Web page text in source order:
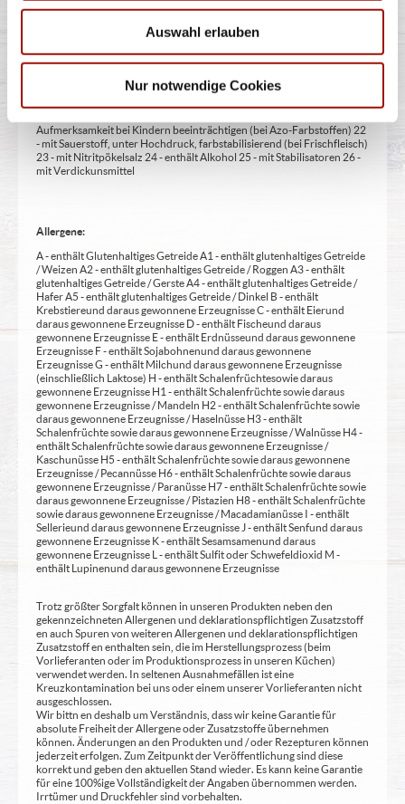
Auswahl erlauben
Nur notwendige Cookies
Antioxidationsmittel 4 - mit Geschmacksverstärker 5 - geschwefelt 6 -
9 - mit Süßungsmittel 10 - mit Süßungsmitteln 11 - mit (einer)
zur Angabe 13 - enthält eine Phenylalaninquelle (zusätzlich zur Angabe
Angabe 15 - unter Schutzatmosphäre verpackt 16 - chininhaltig 17 -
koffeinhaltig 18 - mit Milcheiweiß (bei Fleischerzeugnissen) 19 - mit
Aufmerksamkeit bei Kindern beeinträchtigen (bei Azo-Farbstoffen) 22
- mit Sauerstoff, unter Hochdruck, farbstabilisierend (bei Frischfleisch)
23 - mit Nitritpökelsalz 24 - enthält Alkohol 25 - mit Stabilisatoren 26 -
mit Verdickunsmittel
Allergene:
A - enthält Glutenhaltiges Getreide A1 - enthält glutenhaltiges Getreide
/ Weizen A2 - enthält glutenhaltiges Getreide / Roggen A3 - enthält
glutenhaltiges Getreide / Gerste A4 - enthält glutenhaltiges Getreide /
Hafer A5 - enthält glutenhaltiges Getreide / Dinkel B - enthält
Krebstiere und daraus gewonnene Erzeugnisse C - enthält Eier und
daraus gewonnene Erzeugnisse D - enthält Fische und daraus
gewonnene Erzeugnisse E - enthält Erdnüsse und daraus gewonnene
Erzeugnisse F - enthält Sojabohnen und daraus gewonnene
Erzeugnisse G - enthält Milch und daraus gewonnene Erzeugnisse
(einschließlich Laktose) H - enthält Schalenfrüchte sowie daraus
gewonnene Erzeugnisse H1 - enthält Schalenfrüchte sowie daraus
gewonnene Erzeugnisse / Mandeln H2 - enthält Schalenfrüchte sowie
daraus gewonnene Erzeugnisse / Haselnüsse H3 - enthält
Schalenfrüchte sowie daraus gewonnene Erzeugnisse / Walnüsse H4 -
enthält Schalenfrüchte sowie daraus gewonnene Erzeugnisse /
Kaschunüsse H5 - enthält Schalenfrüchte sowie daraus gewonnene
Erzeugnisse / Pecannüsse H6 - enthält Schalenfrüchte sowie daraus
gewonnene Erzeugnisse / Paranüsse H7 - enthält Schalenfrüchte sowie
daraus gewonnene Erzeugnisse / Pistazien H8 - enthält Schalenfrüchte
sowie daraus gewonnene Erzeugnisse / Macadamianüsse I - enthält
Sellerie und daraus gewonnene Erzeugnisse J - enthält Senf und daraus
gewonnene Erzeugnisse K - enthält Sesamsamen und daraus
gewonnene Erzeugnisse L - enthält Sulfit oder Schwefeldioxid M -
enthält Lupinen und daraus gewonnene Erzeugnisse
Trotz größter Sorgfalt können in unseren Produkten neben den
gekennzeichneten Allergenen und deklarationspflichtigen Zusatzstoff
en auch Spuren von weiteren Allergenen und deklarationspflichtigen
Zusatzstoff en enthalten sein, die im Herstellungsprozess (beim
Vorlieferanten oder im Produktionsprozess in unseren Küchen)
verwendet werden. In seltenen Ausnahmefällen ist eine
Kreuzkontamination bei uns oder einem unserer Vorlieferanten nicht
ausgeschlossen.
Wir bittn en deshalb um Verständnis, dass wir keine Garantie für
absolute Freiheit der Allergene oder Zusatzstoffe übernehmen
können. Änderungen an den Produkten und / oder Rezepturen können
jederzeit erfolgen. Zum Zeitpunkt der Veröffentlichung sind diese
korrekt und geben den aktuellen Stand wieder. Es kann keine Garantie
für eine 100%ige Vollständigkeit der Angaben übernommen werden.
Irrtümer und Druckfehler sind vorbehalten.